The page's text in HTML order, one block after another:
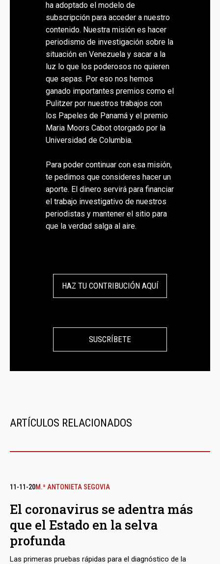
ha adoptado el modelo de
subscripción para acceder a nuestro
contenido. Nuestra misión es hacer
periodismo de investigación sobre la
situación en Venezuela y sacar a la
luz lo que los poderosos no quieren
que sepas. Por eso nos hemos
ganado importantes premios como el
Pulitzer por nuestros trabajos con
los Papeles de Panamá y el premio
Maria Moors Cabot otorgado por la
Universidad de Columbia.
Para poder continuar con esa misión,
te pedimos que consideres hacer un
aporte. El dinero servirá para financiar
el trabajo investigativo de nuestros
periodistas y mantener el sitio para
que la verdad salga al aire.
HAZ TU CONTRIBUCIÓN AQUÍ
SUSCRÍBETE
ARTÍCULOS RELACIONADOS
11-11-20M.ª ANTONIETA SEGOVIA
El coronavirus se adentra más
que el Estado en la selva
profunda
Las primeras pruebas rápidas para el diagnóstico de la